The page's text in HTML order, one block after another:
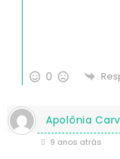
0
Apolônia
9 anos atrás